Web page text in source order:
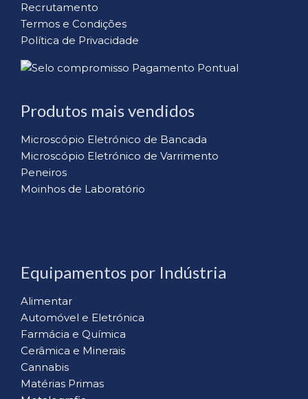
Recrutamento
Termos e Condições
Política de Privacidade
Produtos mais vendidos
Microscópio Eletrónico de Bancada
Microscópio Eletrónico de Varrimento
Peneiros
Moinhos de Laboratório
Equipamentos por Indústria
Alimentar
Automóvel e Eletrónica
Farmácia e Química
Cerâmica e Minerais
Cannabis
Matérias Primas